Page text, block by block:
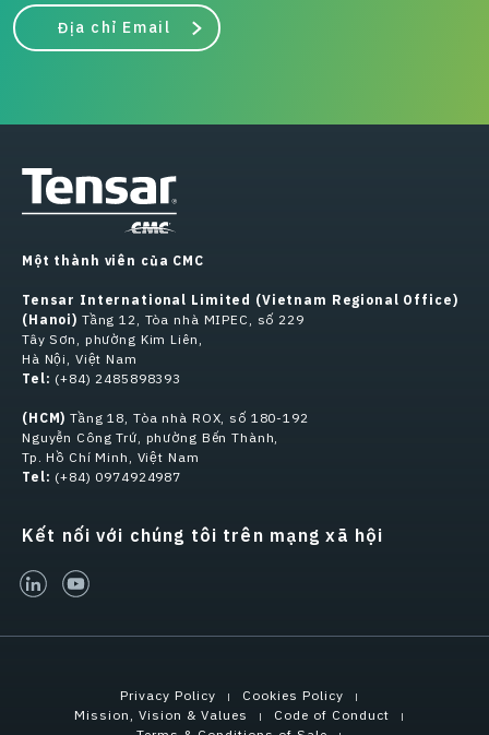
Địa chỉ Email
Một thành viên của CMC
Tensar International Limited (Vietnam Regional Office)
(Hanoi) Tầng 12, Tòa nhà MIPEC, số 229
Tây Sơn, phường Kim Liên,
Hà Nội, Việt Nam
Tel: (+84) 2485898393
(HCM) Tầng 18, Tòa nhà ROX, số 180-192
Nguyễn Công Trứ, phường Bến Thành,
Tp. Hồ Chí Minh, Việt Nam
Tel: (+84) 0974924987
Kết nối với chúng tôi trên mạng xã hội
linked-inyoutube
Privacy Policy
Cookies Policy
Mission, Vision & Values
Code of Conduct